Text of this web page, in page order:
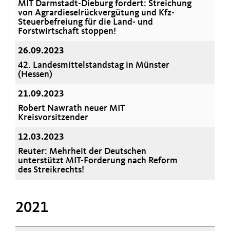
MIT Darmstadt-Dieburg fordert: Streichung
von Agrardieselrückvergütung und Kfz-
Steuerbefreiung für die Land- und
Forstwirtschaft stoppen!
26.09.2023
42. Landesmittelstandstag in Münster
(Hessen)
21.09.2023
Robert Nawrath neuer MIT
Kreisvorsitzender
12.03.2023
Reuter: Mehrheit der Deutschen
unterstützt MIT-Forderung nach Reform
des Streikrechts!
2021